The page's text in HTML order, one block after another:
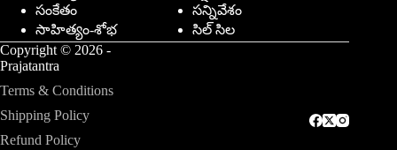
సంకేతం
సన్నివేశం
సాహిత్యం-శోభ
సిల్ సిల
Copyright © 2026 -
Prajatantra
Terms & Conditions
Shipping Policy
Refund Policy